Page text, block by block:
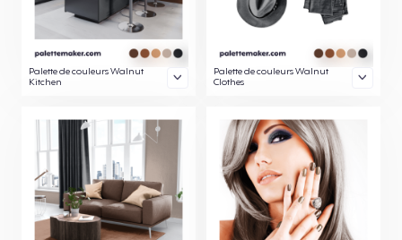
Palette de couleurs Walnut
Kitchen
Palette de couleurs Walnut
Clothes